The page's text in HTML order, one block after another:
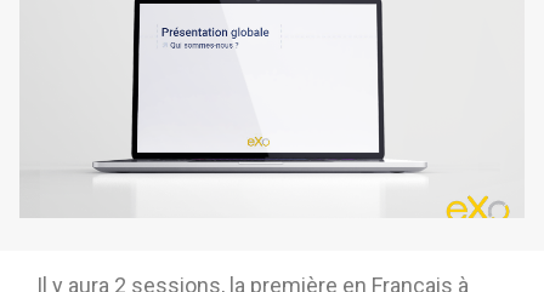
No code
Intégrations
IA maitrisée
Architecture
Sécurité
Il y aura 2 sessions, la première en Français à